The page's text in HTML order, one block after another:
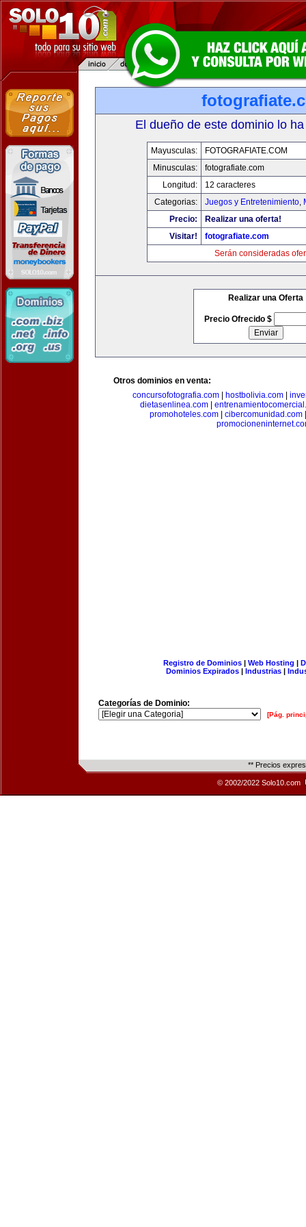
El dueño de este dominio lo
Mayusculas:
FOTOGRAFIATE.COM
Minusculas:
fotografiate.com
Longitud:
12 caracteres
Categorias:
Juegos y Entretenimiento,
Precio:
Realizar una oferta!
Visitar!
fotografiate.com
Serán consideradas
Realizar una Oferta
Precio Ofrecido $
Otros dominios en venta:
concursofotografia.com| hostbolivia.com|
dietasenlinea.com|
promohoteles.com
cibercomunidad.com
Registro de Dominios| Web Hosting |
Dominios Expirados | Industrias |
Categorías de Dominio:
[Pág.
** Precios
© 2002/2022 Solo10.com